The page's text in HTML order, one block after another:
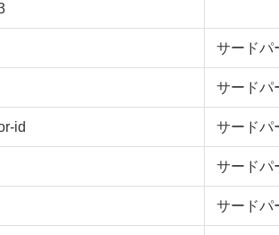
サードパ
サードパ
id サードパ
サードパ
サードパ